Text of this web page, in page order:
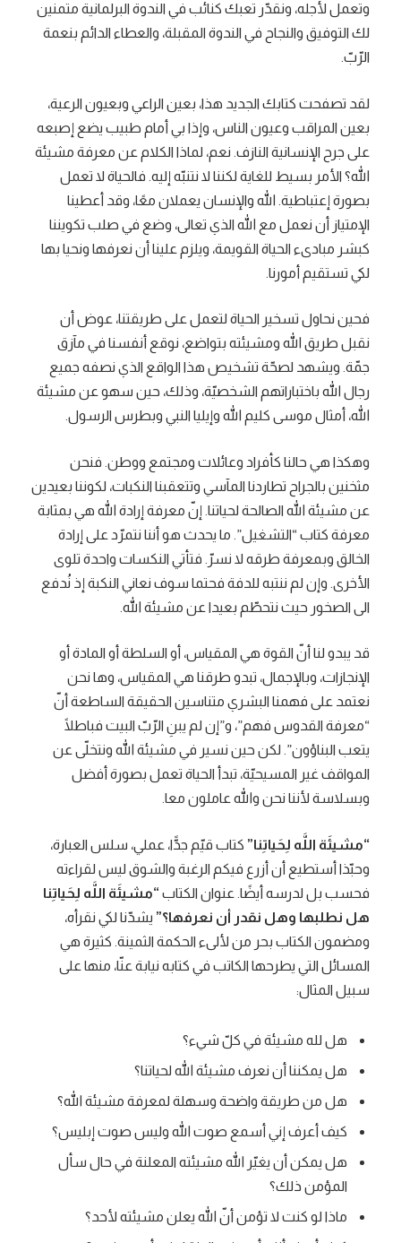
وتعمل لأجله، ونقدّر تعبك كنائب في الندوة البرلمانية متمنين
لك التوفيق والنجاح في الندوة المقبلة، والعطاء الدائم بنعمة
الرّبّ.
لقد تصفحت كتابك الجديد هذا، بعين الراعي وبعيون الرعية،
بعين المراقب وعيون الناس، وإذا بي أمام طبيب يضع إصبعه
على جرح الإنسانية النازف. نعم، لماذا الكلام عن معرفة مشيئة
الله؟ الأمر بسيط للغاية لكننا لا نتنبّه إليه. فالحياة لا تعمل
بصورة إعتباطية. الله والإنسان يعملان معًا، وقد أعطينا
الإمتياز أن نعمل مع الله الذي تعالى، وضع في صلب تكويننا
كبشر مبادىء الحياة القويمة، ويلزم علينا أن نعرفها ونحيا بها
لكي تستقيم أمورنا.
فحين نحاول تسخير الحياة لتعمل على طريقتنا، عوض أن
نقبل طريق الله ومشيئته بتواضع، نوقع أنفسنا في مآزق
جمّة. ويشهد لصحّة تشخيص هذا الواقع الذي نصفه جميع
رجال الله باختباراتهم الشخصيّة، وذلك، حين سهو عن مشيئة
الله، أمثال موسى كليم الله وإيليا النبي وبطرس الرسول.
وهكذا هي حالنا كأفراد وعائلات ومجتمع ووطن. فنحن
مثخنين بالجراح تطاردنا المآسي وتتعقبنا النكبات، لكوننا بعيدين
عن مشيئة الله الصالحة لحياتنا. إنّ معرفة إرادة الله هي بمثابة
معرفة كتاب “التشغيل”. ما يحدث هو أننا نتمرّد على إرادة
الخالق وبمعرفة طرقه لا نسرّ. فتأتي النكسات واحدة تلوى
الأخرى. وإن لم ننتبه للدفة فحتما سوف نعاني النكبة إذ نُدفع
الى الصخور حيث نتحطّم بعيدا عن مشيئة الله.
قد يبدو لنا أنّ القوة هي المقياس، أو السلطة أو المادة أو
الإنجازات، وبالإجمال، تبدو طرقنا هي المقياس، وها نحن
نعتمد على فهمنا البشري متناسين الحقيقة الساطعة أنّ
“معرفة القدوس فهم”، و”إن لم يبنِ الرّبّ البيت فباطلًا
يتعب البناؤون”. لكن حين نسير في مشيئة الله ونتخلّى عن
المواقف غير المسيحيّة، تبدأ الحياة تعمل بصورة أفضل
وبسلاسة لأننا نحن والله عاملون معا.
“مشيئَة اللَّه لِحَياتِنا” كتاب قيّم جدًّا، عملي، سلس العبارة،
وحبّذا أستطيع أن أزرع فيكم الرغبة والشوق ليس لقراءته
فحسب بل لدرسه أيضًا. عنوان الكتاب “مشيئَة اللَّه لِحَياتِنا
هل نطلبها وهل نقدر أن نعرفها؟” يشدّنا لكي نقرأه،
ومضمون الكتاب بحر من لألىء الحكمة الثمينة. كثيرة هي
المسائل التي يطرحها الكاتب في كتابه نيابة عنّا، منها على
سبيل المثال:
هل لله مشيئة في كلّ شيء؟
هل يمكننا أن نعرف مشيئة الله لحياتنا؟
هل من طريقة واضحة وسهلة لمعرفة مشيئة الله؟
كيف أعرف إني أسمع صوت الله وليس صوت إبليس؟
هل يمكن أن يغيّر الله مشيئته المعلنة في حال سأل
المؤمن ذلك؟
ماذا لو كنت لا تؤمن أنّ الله يعلن مشيئته لأحد؟